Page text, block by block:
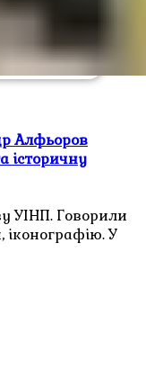
Алфьоров
історичну
УІНП. Говорили
іконографію. У